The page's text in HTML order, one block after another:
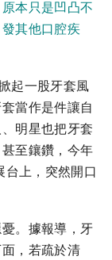
本只是凹凸不
其他口腔疾
起一股牙套風
當作是件讓自
明星也把牙套
至鑲鑽，今年
台上，突然開口
。據報導，牙
，若疏於清